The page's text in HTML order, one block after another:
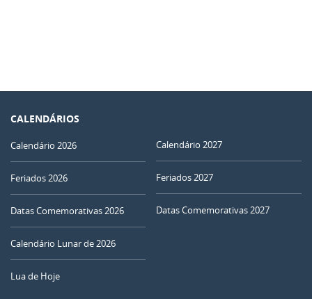
CALENDÁRIOS
Calendário 2026
Feriados 2026
Datas Comemorativas 2026
Calendário Lunar de 2026
Lua de Hoje
Calendário 2027
Feriados 2027
Datas Comemorativas 2027